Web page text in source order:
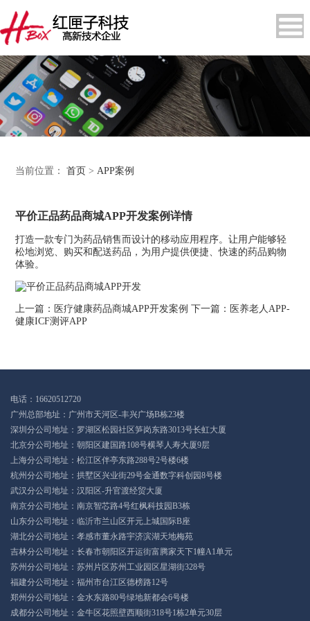
当前位置：首页 > APP案例
平价正品药品商城APP开发案例详情
打造一款专门为药品销售而设计的移动应用程序。让用户能够轻
松地浏览、购买和配送药品，为用户提供便捷、快速的药品购物
体验。
上一篇： 医疗健康药品商城APP开发案例 下一篇： 医养老人APP-
健康ICF测评APP
电话：16620512720
广州总部地址：广州市天河区-丰兴广场B栋23楼
深圳分公司地址：罗湖区松园社区笋岗东路3013号长虹大厦
北京分公司地址：朝阳区建国路108号横琴人寿大厦9层
上海分公司地址：松江区伴亭东路288号2号楼6楼
杭州分公司地址：拱墅区兴业街29号金通数字科创园8号楼
武汉分公司地址：汉阳区-升官渡经贸大厦
南京分公司地址：南京智芯路4号红枫科技园B3栋
山东分公司地址：临沂市兰山区开元上城国际B座
湖北分公司地址：孝感市董永路宇济滨湖天地梅苑
吉林分公司地址：长春市朝阳区开运街富腾家天下1幢A1单元
苏州分公司地址：苏州片区苏州工业园区星湖街328号
福建分公司地址：福州市台江区德榜路12号
郑州分公司地址：金水东路80号绿地新都会6号楼
成都分公司地址：金牛区花照壁西顺街318号1栋2单元30层